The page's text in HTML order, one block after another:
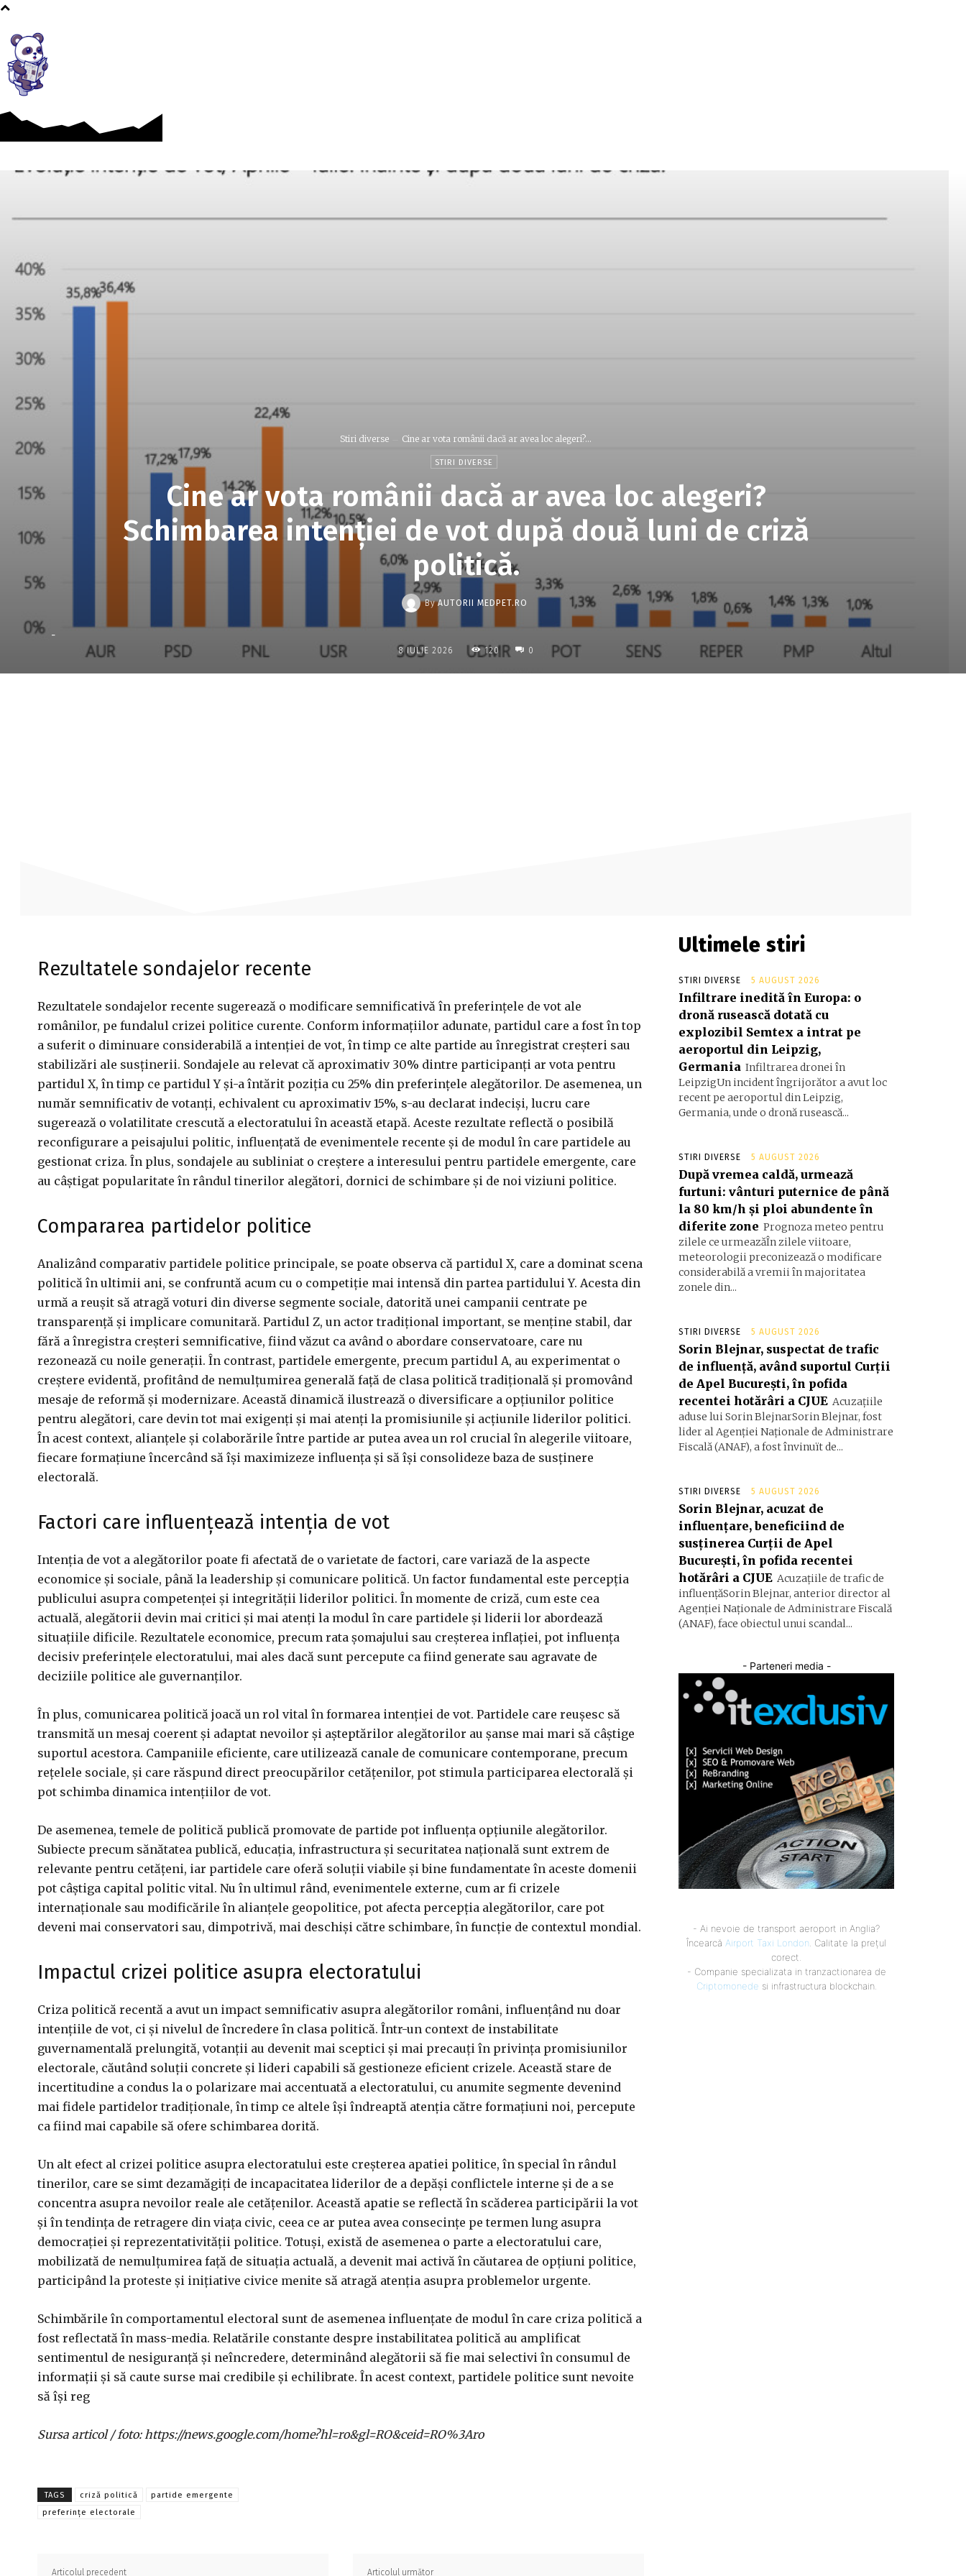
Stiri diverse Cine ar vota românii dacă ar avea loc alegeri?...
STIRI DIVERSE
Cine ar vota românii dacă ar avea loc alegeri?
Schimbarea intenției de vot după două luni de criză
politică.
By AUTORII MEDPET.RO
-
8 IULIE 2026 120 0
Rezultatele sondajelor recente
Rezultatele sondajelor recente sugerează o modificare semnificativă în preferințele de vot ale
românilor, pe fundalul crizei politice curente. Conform informațiilor adunate, partidul care a fost în top
a suferit o diminuare considerabilă a intenției de vot, în timp ce alte partide au înregistrat creșteri sau
stabilizări ale susținerii. Sondajele au relevat că aproximativ 30% dintre participanți ar vota pentru
partidul X, în timp ce partidul Y și-a întărit poziția cu 25% din preferințele alegătorilor. De asemenea, un
număr semnificativ de votanți, echivalent cu aproximativ 15%, s-au declarat indeciși, lucru care
sugerează o volatilitate crescută a electoratului în această etapă. Aceste rezultate reflectă o posibilă
reconfigurare a peisajului politic, influențată de evenimentele recente și de modul în care partidele au
gestionat criza. În plus, sondajele au subliniat o creștere a interesului pentru partidele emergente, care
au câștigat popularitate în rândul tinerilor alegători, dornici de schimbare și de noi viziuni politice.
Compararea partidelor politice
Analizând comparativ partidele politice principale, se poate observa că partidul X, care a dominat scena
politică în ultimii ani, se confruntă acum cu o competiție mai intensă din partea partidului Y. Acesta din
urmă a reușit să atragă voturi din diverse segmente sociale, datorită unei campanii centrate pe
transparență și implicare comunitară. Partidul Z, un actor tradițional important, se menține stabil, dar
fără a înregistra creșteri semnificative, fiind văzut ca având o abordare conservatoare, care nu
rezonează cu noile generații. În contrast, partidele emergente, precum partidul A, au experimentat o
creștere evidentă, profitând de nemulțumirea generală față de clasa politică tradițională și promovând
mesaje de reformă și modernizare. Această dinamică ilustrează o diversificare a opțiunilor politice
pentru alegători, care devin tot mai exigenți și mai atenți la promisiunile și acțiunile liderilor politici.
În acest context, alianțele și colaborările între partide ar putea avea un rol crucial în alegerile viitoare,
fiecare formațiune încercând să își maximizeze influența și să își consolideze baza de susținere
electorală.
Factori care influențează intenția de vot
Intenția de vot a alegătorilor poate fi afectată de o varietate de factori, care variază de la aspecte
economice și sociale, până la leadership și comunicare politică. Un factor fundamental este percepția
publicului asupra competenței și integrității liderilor politici. În momente de criză, cum este cea
actuală, alegătorii devin mai critici și mai atenți la modul în care partidele și liderii lor abordează
situațiile dificile. Rezultatele economice, precum rata șomajului sau creșterea inflației, pot influența
decisiv preferințele electoratului, mai ales dacă sunt percepute ca fiind generate sau agravate de
deciziile politice ale guvernanților.
În plus, comunicarea politică joacă un rol vital în formarea intenției de vot. Partidele care reușesc să
transmită un mesaj coerent și adaptat nevoilor și așteptărilor alegătorilor au șanse mai mari să câștige
suportul acestora. Campaniile eficiente, care utilizează canale de comunicare contemporane, precum
rețelele sociale, și care răspund direct preocupărilor cetățenilor, pot stimula participarea electorală și
pot schimba dinamica intențiilor de vot.
De asemenea, temele de politică publică promovate de partide pot influența opțiunile alegătorilor.
Subiecte precum sănătatea publică, educația, infrastructura și securitatea națională sunt extrem de
relevante pentru cetățeni, iar partidele care oferă soluții viabile și bine fundamentate în aceste domenii
pot câștiga capital politic vital. Nu în ultimul rând, evenimentele externe, cum ar fi crizele
internaționale sau modificările în alianțele geopolitice, pot afecta percepția alegătorilor, care pot
deveni mai conservatori sau, dimpotrivă, mai deschiși către schimbare, în funcție de contextul mondial.
Impactul crizei politice asupra electoratului
Criza politică recentă a avut un impact semnificativ asupra alegătorilor români, influențând nu doar
intențiile de vot, ci și nivelul de încredere în clasa politică. Într-un context de instabilitate
guvernamentală prelungită, votanții au devenit mai sceptici și mai precauți în privința promisiunilor
electorale, căutând soluții concrete și lideri capabili să gestioneze eficient crizele. Această stare de
incertitudine a condus la o polarizare mai accentuată a electoratului, cu anumite segmente devenind
mai fidele partidelor tradiționale, în timp ce altele își îndreaptă atenția către formațiuni noi, percepute
ca fiind mai capabile să ofere schimbarea dorită.
Un alt efect al crizei politice asupra electoratului este creșterea apatiei politice, în special în rândul
tinerilor, care se simt dezamăgiți de incapacitatea liderilor de a depăși conflictele interne și de a se
concentra asupra nevoilor reale ale cetățenilor. Această apatie se reflectă în scăderea participării la vot
și în tendința de retragere din viața civic, ceea ce ar putea avea consecințe pe termen lung asupra
democrației și reprezentativității politice. Totuși, există de asemenea o parte a electoratului care,
mobilizată de nemulțumirea față de situația actuală, a devenit mai activă în căutarea de opțiuni politice,
participând la proteste și inițiative civice menite să atragă atenția asupra problemelor urgente.
Schimbările în comportamentul electoral sunt de asemenea influențate de modul în care criza politică a
fost reflectată în mass-media. Relatările constante despre instabilitatea politică au amplificat
sentimentul de nesiguranță și neîncredere, determinând alegătorii să fie mai selectivi în consumul de
informații și să caute surse mai credibile și echilibrate. În acest context, partidele politice sunt nevoite
să își reg
Sursa articol / foto: https://news.google.com/home?hl=ro&gl=RO&ceid=RO%3Aro
TAGS criză politică
partide emergente
preferințe electorale
Articolul precedent Articolul următor
Ultimele stiri
STIRI DIVERSE 5 AUGUST 2026
Infiltrare inedită în Europa: o
dronă rusească dotată cu
explozibil Semtex a intrat pe
aeroportul din Leipzig,
Germania Infiltrarea dronei în
LeipzigUn incident îngrijorător a avut loc
recent pe aeroportul din Leipzig,
Germania, unde o dronă rusească...
STIRI DIVERSE 5 AUGUST 2026
După vremea caldă, urmează
furtuni: vânturi puternice de până
la 80 km/h și ploi abundente în
diferite zone Prognoza meteo pentru
zilele ce urmeazăÎn zilele viitoare,
meteorologii preconizează o modificare
considerabilă a vremii în majoritatea
zonele din...
STIRI DIVERSE 5 AUGUST 2026
Sorin Blejnar, suspectat de trafic
de influență, având suportul Curții
de Apel București, în pofida
recentei hotărâri a CJUE Acuzațiile
aduse lui Sorin BlejnarSorin Blejnar, fost
lider al Agenției Naționale de Administrare
Fiscală (ANAF), a fost învinuït de...
STIRI DIVERSE 5 AUGUST 2026
Sorin Blejnar, acuzat de
influențare, beneficiind de
susținerea Curții de Apel
București, în pofida recentei
hotărâri a CJUE Acuzațiile de trafic de
influențăSorin Blejnar, anterior director al
Agenției Naționale de Administrare Fiscală
(ANAF), face obiectul unui scandal...
- Parteneri media -
- Ai nevoie de transport aeroport in Anglia?
Încearcă Airport Taxi London. Calitate la prețul
corect.
- Companie specializata in tranzactionarea de
Criptomonede si infrastructura blockchain.